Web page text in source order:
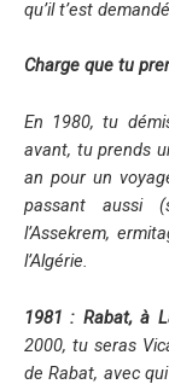
qu’il t’est
Charge que tu
En 1980, tu
avant, tu prends
an pour un
passant aussi
l’Assekrem,
l’Algérie.
1981 : Rabat, à
2000, tu seras
de Rabat, avec